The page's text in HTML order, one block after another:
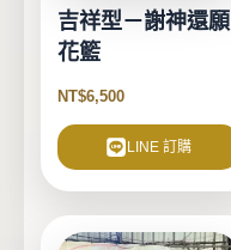
吉祥型－謝神還願
花籃
NT$6,500
LINE 訂購